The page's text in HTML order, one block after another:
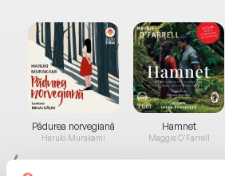
Pădurea norvegiană
Haruki Murakami
Hamnet
Maggie O'Farrell